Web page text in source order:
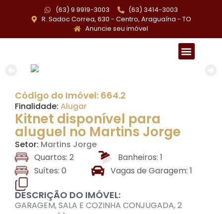
(63) 9 9919-3003
(63) 3414-3003
R. Sadoc Correa, 630 - Centro, Araguaína - TO
Anuncie seu imóvel
Código do Imóvel: 664.2
Finalidade: Alugar
Kitnet disponível para
aluguel no Martins Jorge
Setor: Martins Jorge
Quartos: 2
Banheiros: 1
Suítes: 0
Vagas de Garagem: 1
DESCRIÇÃO DO IMÓVEL:
GARAGEM, SALA E COZINHA CONJUGADA, 2